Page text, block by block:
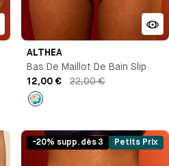
ALTHEA
Bas De Maillot De Bain Slip
12,00 €
22,00 €
Imprimé
-20% supp. dès 3 Petits Prix